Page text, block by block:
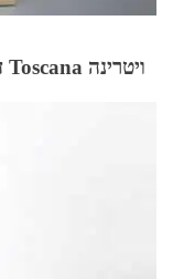
ויטרינה Toscana דלתות הזזה